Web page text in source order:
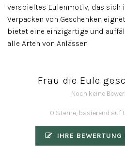
verspieltes Eulenmotiv, das sich
Verpacken von Geschenken
bietet eine einzigartige und
alle Arten von Anlässen.
Frau die Eule
Noch keine
0 Sterne, basierend auf
IHRE BEWERTUNG